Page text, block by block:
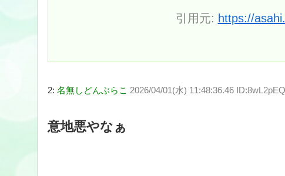
引用元: https://
2: 名無しどんぶらこ 2026/04/01(水) 11:48:36.46
意地悪やなぁ